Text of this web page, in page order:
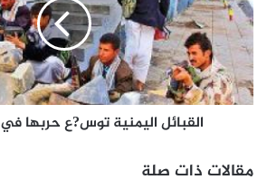
القبائل اليمنية توس?ع حربها في 9 محافظات
مقالات ذات صلة